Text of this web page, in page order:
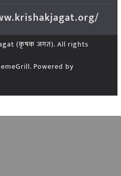
(कृषक जगत). All rights
Powered by